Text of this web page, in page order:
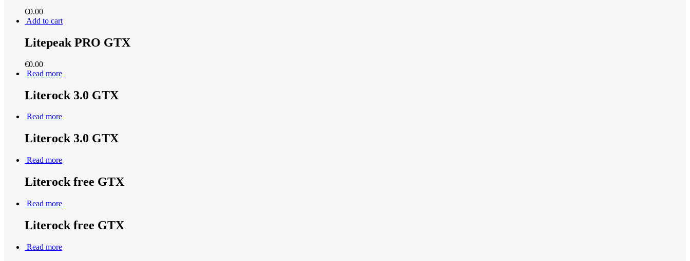
€0.00
Add to cart
Litepeak PRO GTX
€0.00
Read more
Literock 3.0 GTX
Read more
Literock 3.0 GTX
Read more
Literock free GTX
Read more
Literock free GTX
Read more